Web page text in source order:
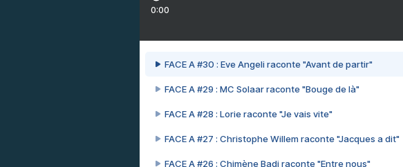
0:00
FACE A #30 : Eve Angeli raconte "Avant de partir"
FACE A #29 : MC Solaar raconte "Bouge de là"
FACE A #28 : Lorie raconte "Je vais vite"
FACE A #27 : Christophe Willem raconte "Jacques a dit"
FACE A #26 : Chimène Badi raconte "Entre nous"